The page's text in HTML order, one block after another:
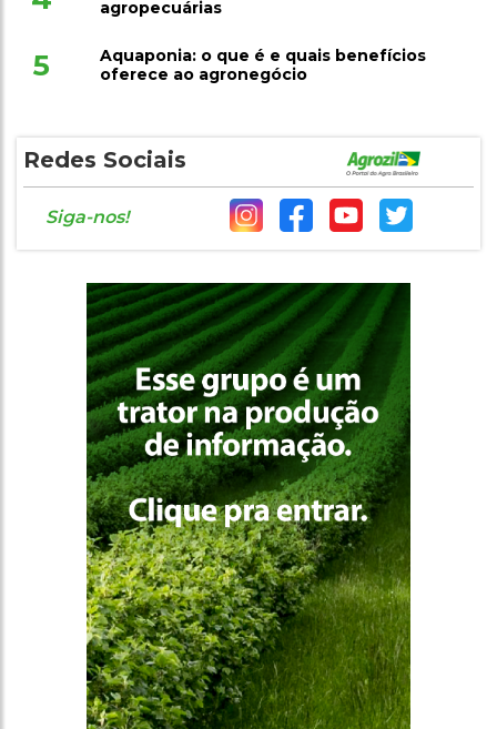
agropecuárias
5
Aquaponia: o que é e quais benefícios
oferece ao agronegócio
Redes Sociais
Siga-nos!